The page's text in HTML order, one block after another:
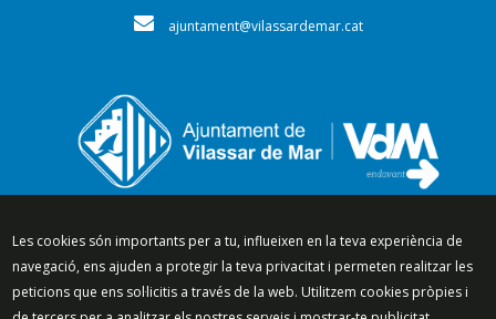
ajuntament@vilassardemar.cat
Segueix-nos a:
Les cookies són importants per a tu, influeixen en la teva experiència de
navegació, ens ajuden a protegir la teva privacitat i permeten realitzar les
peticions que ens sol·licitis a través de la web. Utilitzem cookies pròpies i